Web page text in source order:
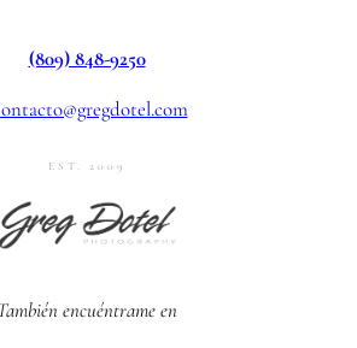
(809) 848-9250
EST. 2009
encuéntrame en